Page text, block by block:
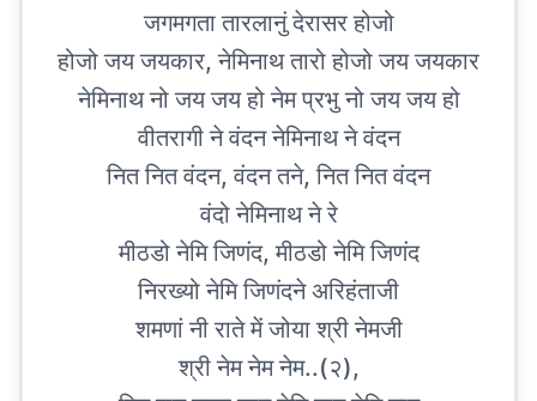
जगमगता तारलानुं देरासर होजो
होजो जय जयकार, नेमिनाथ तारो होजो जय जयकार
नेमिनाथ नो जय जय हो नेम प्रभु नो जय जय हो
वीतरागी ने वंदन नेमिनाथ ने वंदन
नित नित वंदन, वंदन तने, नित नित वंदन
वंदो नेमिनाथ ने रे
मीठडो नेमि जिणंद, मीठडो नेमि जिणंद
निरख्यो नेमि जिणंदने अरिहंताजी
शमणां नी राते में जोया श्री नेमजी
श्री नेम नेम नेम..(२),